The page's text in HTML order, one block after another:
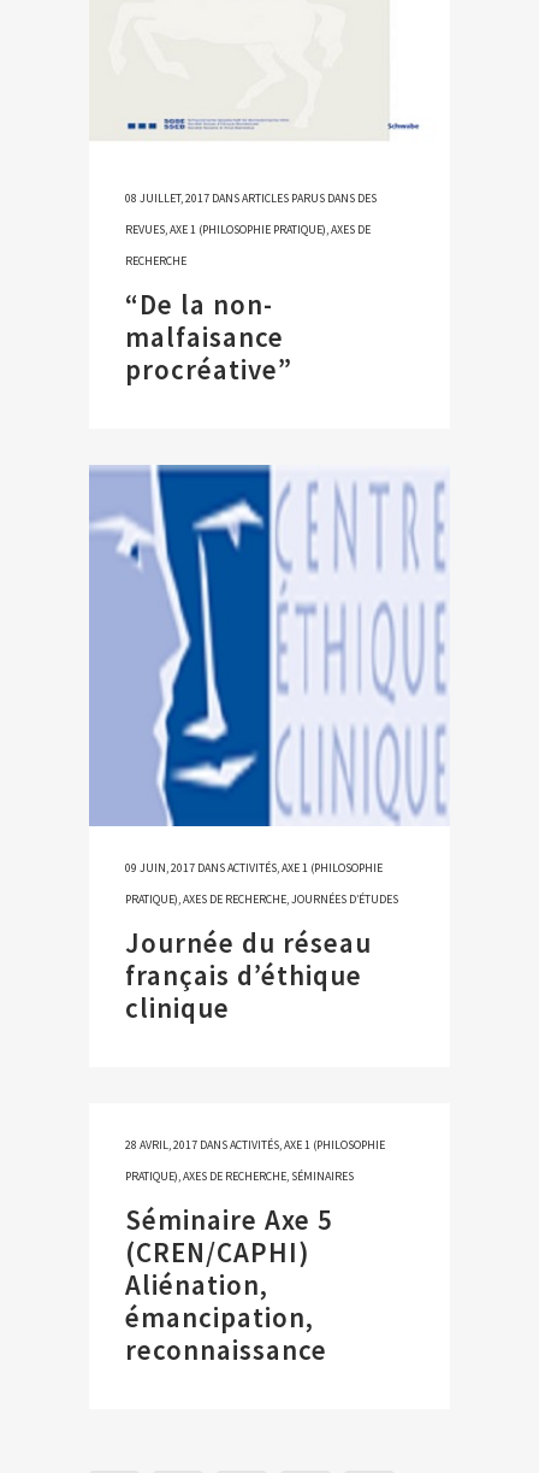
08 JUILLET, 2017 DANSARTICLES PARUS DANS DES
REVUES,AXE 1 (PHILOSOPHIE PRATIQUE),AXES DE
RECHERCHE
“De la non-
malfaisance
procréative”
09 JUIN, 2017 DANSACTIVITÉS,AXE 1 (PHILOSOPHIE
PRATIQUE),AXES DE RECHERCHE,JOURNÉES D’ÉTUDES
Journée du réseau
français d’éthique
clinique
28 AVRIL, 2017 DANSACTIVITÉS,AXE 1 (PHILOSOPHIE
PRATIQUE),AXES DE RECHERCHE, SÉMINAIRES
Séminaire Axe 5
(CREN/CAPHI)
Aliénation,
émancipation,
reconnaissance